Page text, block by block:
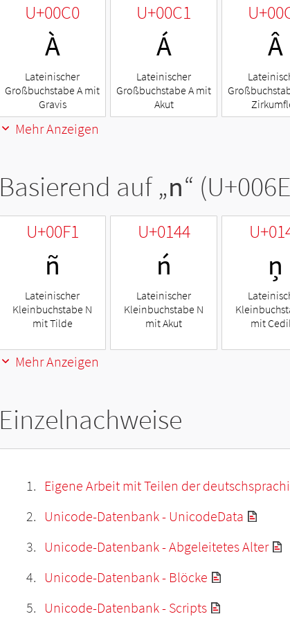
U+00C0
À
Lateinischer
Großbuchstabe A mit
Gravis
U+00C1
Á
Lateinischer
Großbuchstabe A mit
Akut
Â
Mehr Anzeigen
Basierend auf „n“
U+00F1
ñ
Lateinischer
Kleinbuchstabe N
mit Tilde
U+0144
ń
Lateinischer
Kleinbuchstabe N
mit Akut
ņ
mit
Mehr Anzeigen
Einzelnachweise
Eigene Arbeit mit Teilen der
Unicode-Datenbank - UnicodeData
Unicode-Datenbank - Abgeleitetes Alter
Unicode-Datenbank - Blöcke
Unicode-Datenbank - Scripts